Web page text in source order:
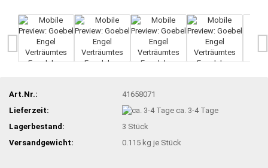
Art.Nr.:
41658071
Lieferzeit:
ca. 3-4 Tage
Lagerbestand:
3 Stück
Versandgewicht:
0.115 kg je Stück